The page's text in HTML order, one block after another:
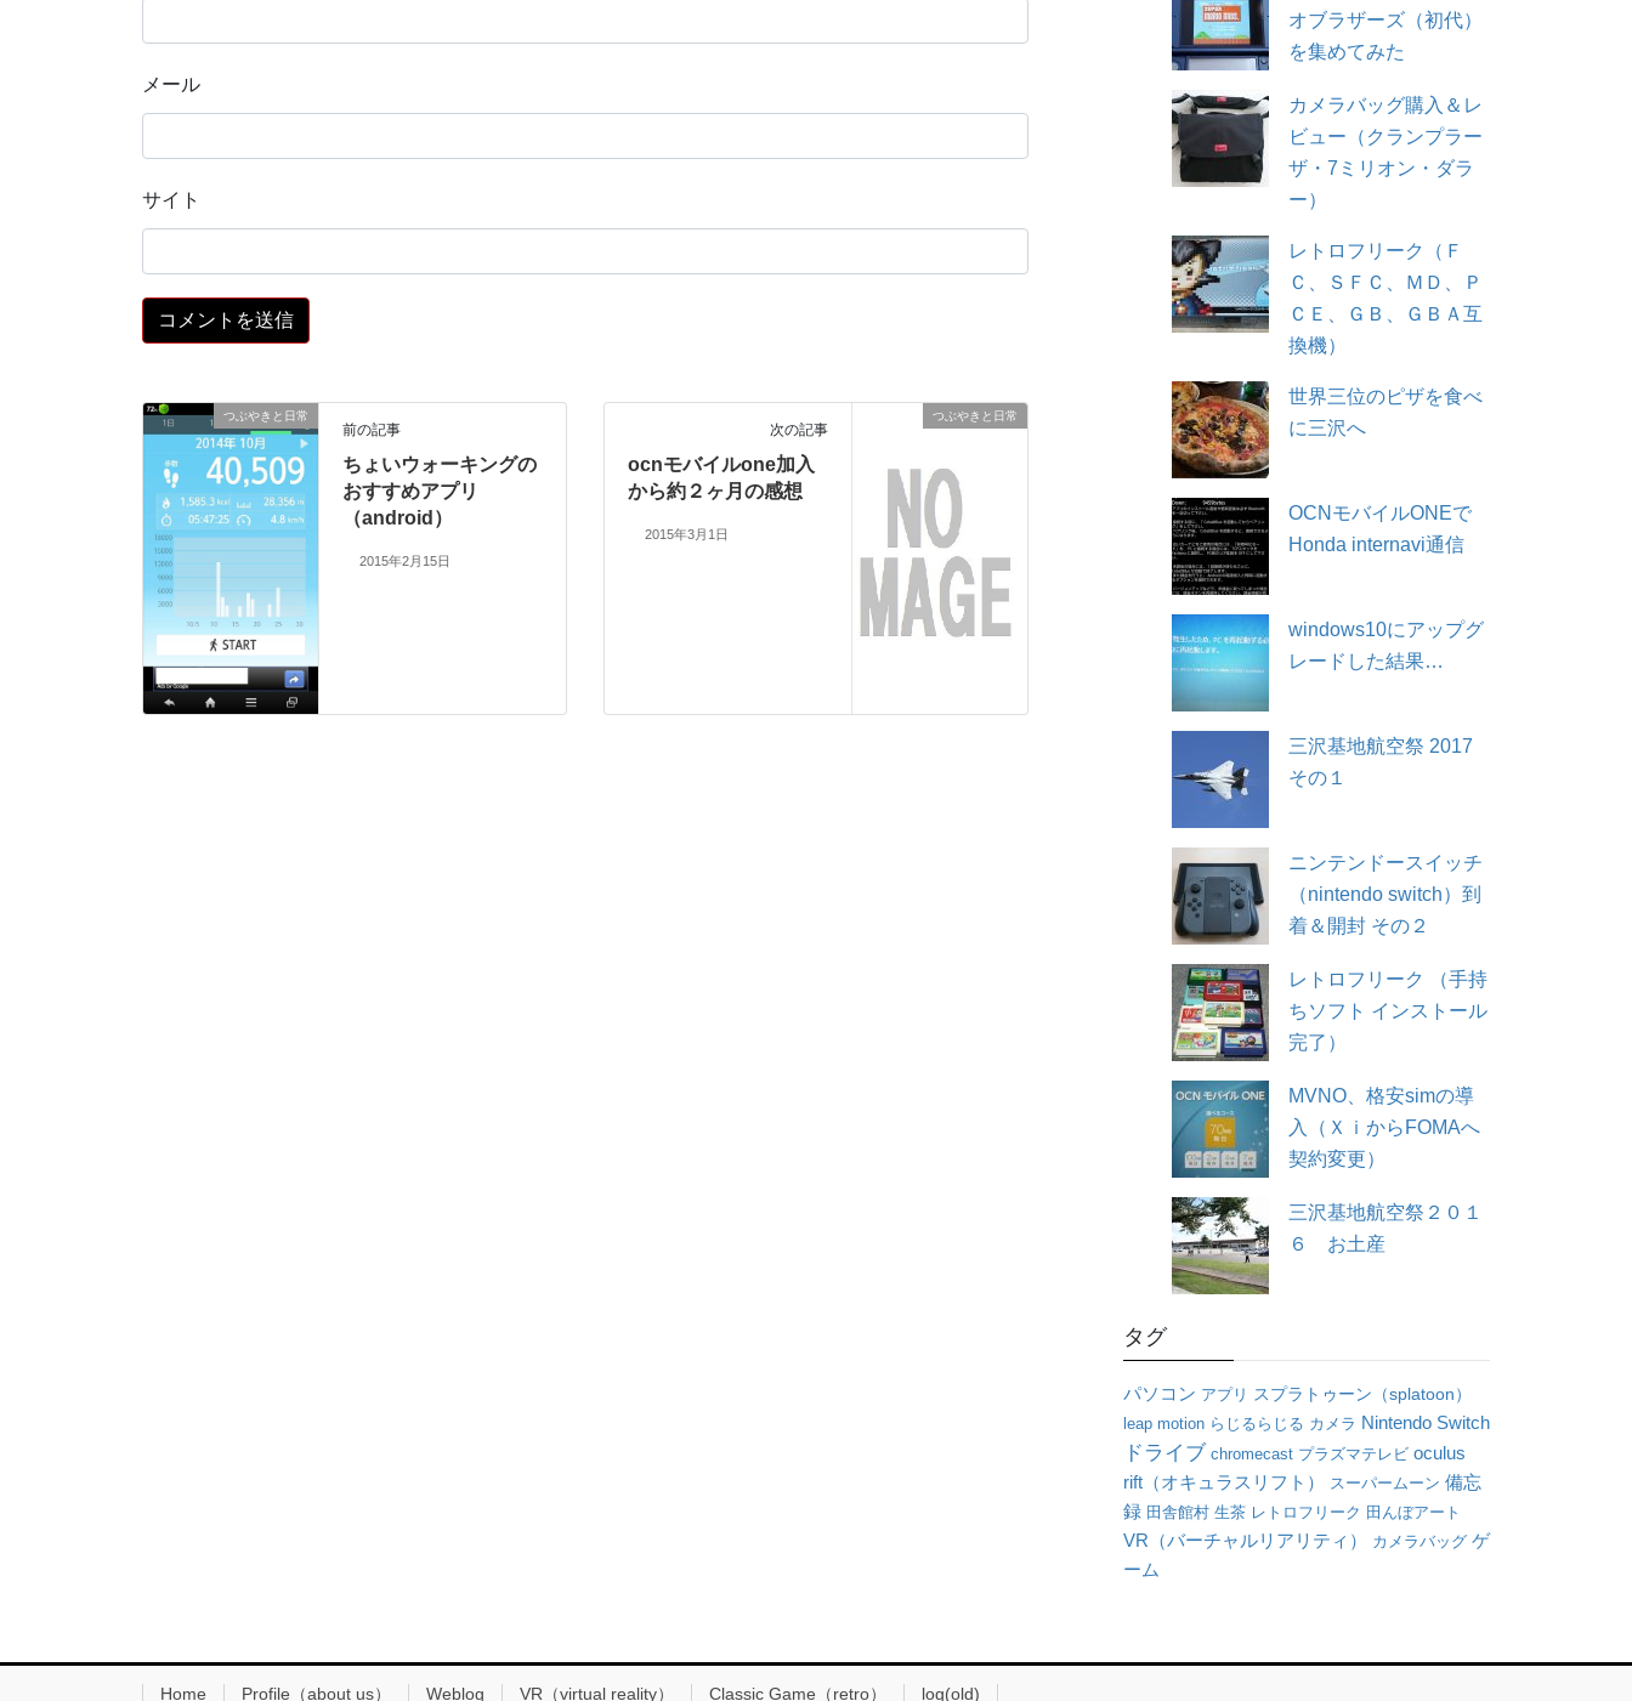
メール
サイト
つぶやきと日常
前の記事
ちょいウォーキングの
おすすめアプリ
（android）
2015年2月15日
つぶやきと日常
次の記事
ocnモバイルone加入
から約２ヶ月の感想
2015年3月1日
オブラザーズ（初代）
を集めてみた
カメラバッグ購入＆レ
ビュー（クランプラー
ザ・7ミリオン・ダラ
ー）
レトロフリーク（Ｆ
Ｃ、ＳＦＣ、ＭＤ、Ｐ
ＣＥ、ＧＢ、ＧＢＡ互
換機）
世界三位のピザを食べ
に三沢へ
OCNモバイルONEで
Honda internavi通信
windows10にアップグ
レードした結果…
三沢基地航空祭 2017
その１
ニンテンドースイッチ
（nintendo switch）到
着＆開封 その２
レトロフリーク （手持
ちソフト インストール
完了）
MVNO、格安simの導
入（ＸｉからFOMAへ
契約変更）
三沢基地航空祭２０１
６ お土産
タグ
パソコン アプリ スプラトゥーン（splatoon）
leap motion らじるらじる カメラ Nintendo Switch
ドライブ chromecast プラズマテレビ oculus
rift（オキュラスリフト）
スーパームーン 備忘
録 田舎館村 生茶 レトロフリーク 田んぼアート
VR（バーチャルリアリティ） カメラバッグ ゲ
ーム
Home Profile（about us） Weblog VR（virtual reality） Classic Game（retro） log(old)